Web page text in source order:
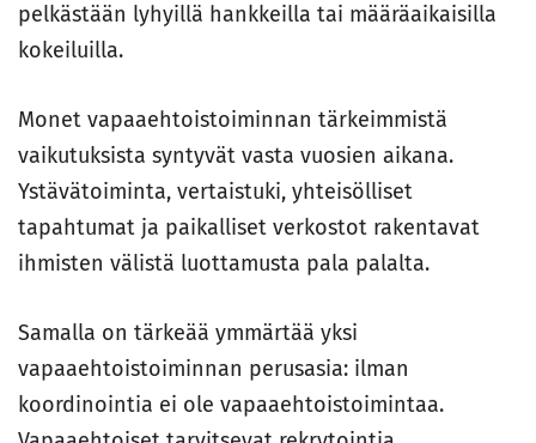
pelkästään lyhyillä hankkeilla tai määräaikaisilla
kokeiluilla.
Monet vapaaehtoistoiminnan tärkeimmistä
vaikutuksista syntyvät vasta vuosien aikana.
Ystävätoiminta, vertaistuki, yhteisölliset
tapahtumat ja paikalliset verkostot rakentavat
ihmisten välistä luottamusta pala palalta.
Samalla on tärkeää ymmärtää yksi
vapaaehtoistoiminnan perusasia: ilman
koordinointia ei ole vapaaehtoistoimintaa.